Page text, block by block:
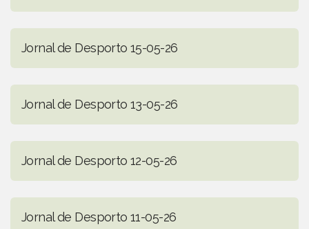
Jornal de Desporto 15-05-26
Jornal de Desporto 13-05-26
Jornal de Desporto 12-05-26
Jornal de Desporto 11-05-26